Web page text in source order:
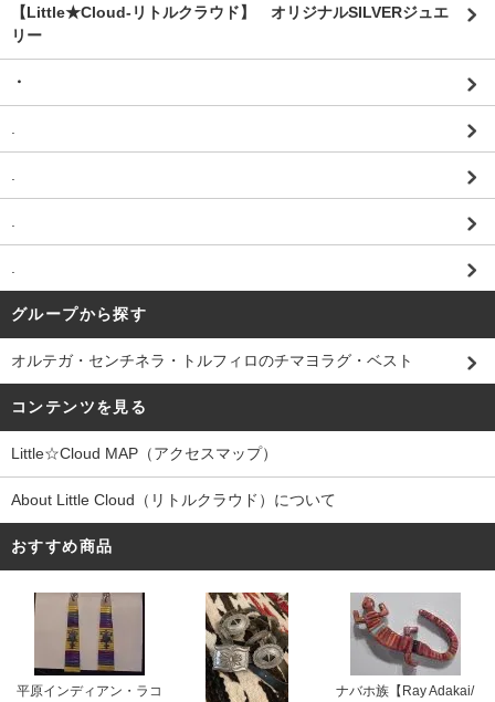
【Little★Cloud-リトルクラウド】 オリジナルSILVERジュエ
リー
・
.
.
.
.
グループから探す
オルテガ・センチネラ・トルフィロのチマヨラグ・ベスト
コンテンツを見る
Little☆Cloud MAP（アクセスマップ）
About Little Cloud（リトルクラウド）について
おすすめ商品
平原インディアン・ラコ
ナバホ族【Ray Adakai/